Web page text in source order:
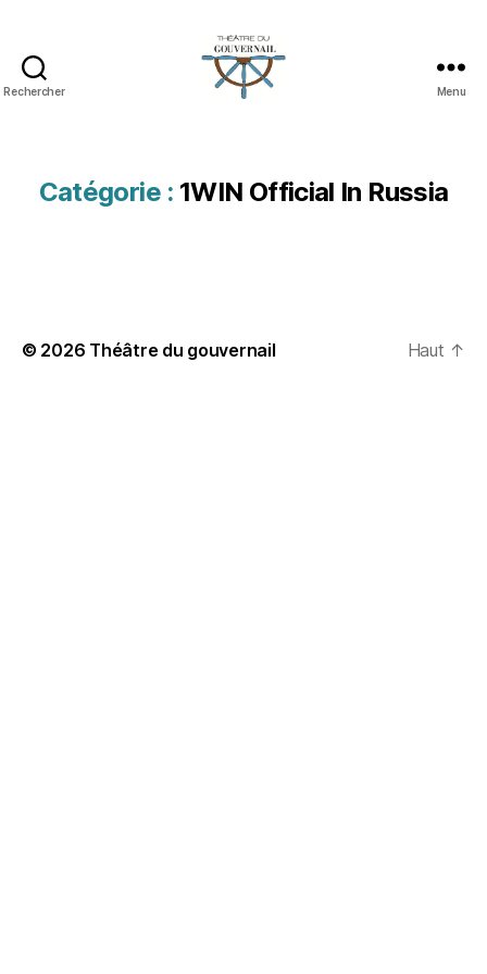
Rechercher Menu
Catégorie : 1WIN Official In Russia
© 2026 Théâtre du gouvernail Haut ↑